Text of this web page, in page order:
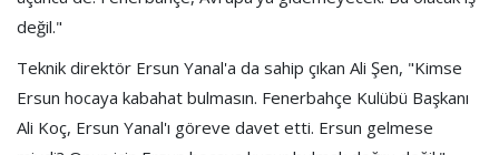
değil."
Teknik direktör Ersun Yanal'a da sahip çıkan Ali Şen, "Kimse
Ersun hocaya kabahat bulmasın. Fenerbahçe Kulübü Başkanı
Ali Koç, Ersun Yanal'ı göreve davet etti. Ersun gelmese